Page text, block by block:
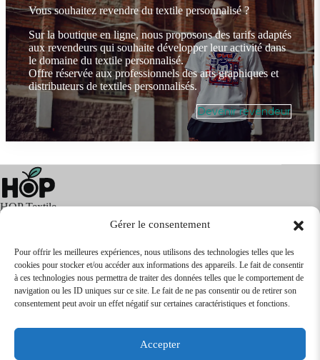
Gérer le consentement
Pour offrir les meilleures expériences, nous utilisons des technologies telles que les
cookies pour stocker et/ou accéder aux informations des appareils. Le fait de consentir
à ces technologies nous permettra de traiter des données telles que le comportement de
navigation ou les ID uniques sur ce site. Le fait de ne pas consentir ou de retirer son
consentement peut avoir un effet négatif sur certaines caractéristiques et fonctions.
Accepter
Vous souhaitez revendre du textile personnalisé ?
Sur la boutique en ligne, nous proposons des tarifs adaptés
aux revendeurs qui souhaite développer leur activité dans
le domaine du textile personnalisé.
Offre réservée aux professionnels des arts graphiques et
distributeurs de textiles personnalisés.
Devenir revendeur
HOP Textile
Textile Articles Publicitaires
Infos
Boutique en ligne
Express 24H
Tarifs Revendeurs